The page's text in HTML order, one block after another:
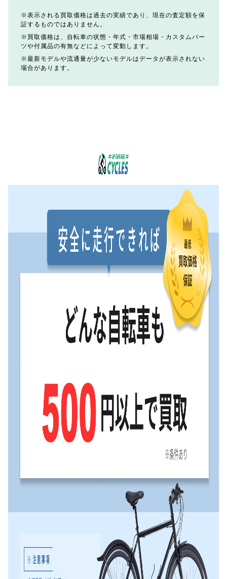
表示される買取価格は過去の実績であり、現在の査定額を保
証するものではありません。
買取価格は、自転車の状態・年式・市場相場・カスタムパー
ツや付属品の有無などによって変動します。
最新モデルや流通量が少ないモデルはデータが表示されない
場合があります。